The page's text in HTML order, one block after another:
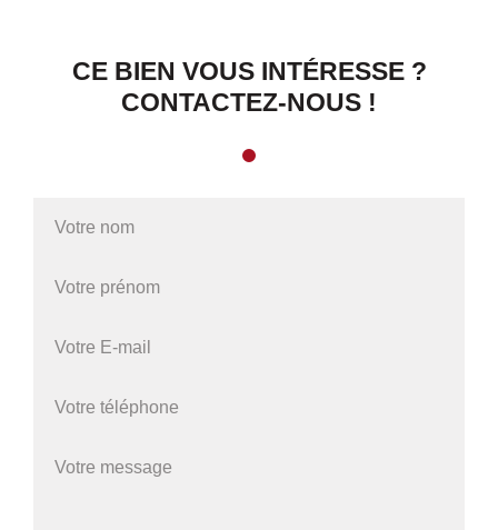
CE BIEN VOUS INTÉRESSE ?
CONTACTEZ-NOUS !